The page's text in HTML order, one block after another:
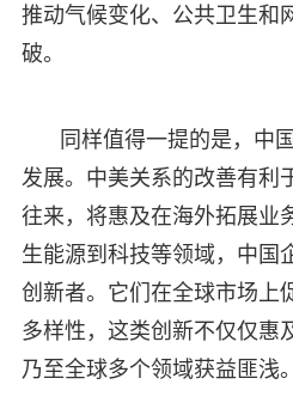
推动气候变化、公共卫生和
破。
同样值得一提的是，中
发展。中美关系的改善有利
往来，将惠及在海外拓展业
生能源到科技等领域，中国
创新者。它们在全球市场上
多样性，这类创新不仅仅惠
乃至全球多个领域获益匪浅。